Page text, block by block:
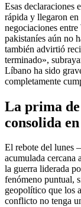
Esas declaraciones
rápida y llegaron en
negociaciones
pakistaníes aún no
también advirtió
terminado»,
Líbano ha sido
completamente
La prima de
consolida
El rebote del lunes
acumulada cercana
la guerra liderada
fenómeno puntual,
geopolítico que los
conflicto no tenga